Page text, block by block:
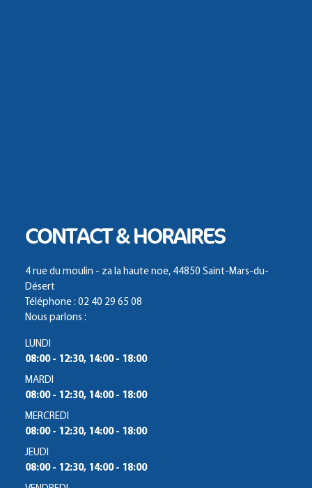
CONTACT & HORAIRES
4 rue du moulin - za la haute noe, 44850 Saint-Mars-du-
Désert
Téléphone : 02 40 29 65 08
Nous parlons :
LUNDI
08:00 - 12:30, 14:00 - 18:00
MARDI
08:00 - 12:30, 14:00 - 18:00
MERCREDI
08:00 - 12:30, 14:00 - 18:00
JEUDI
08:00 - 12:30, 14:00 - 18:00